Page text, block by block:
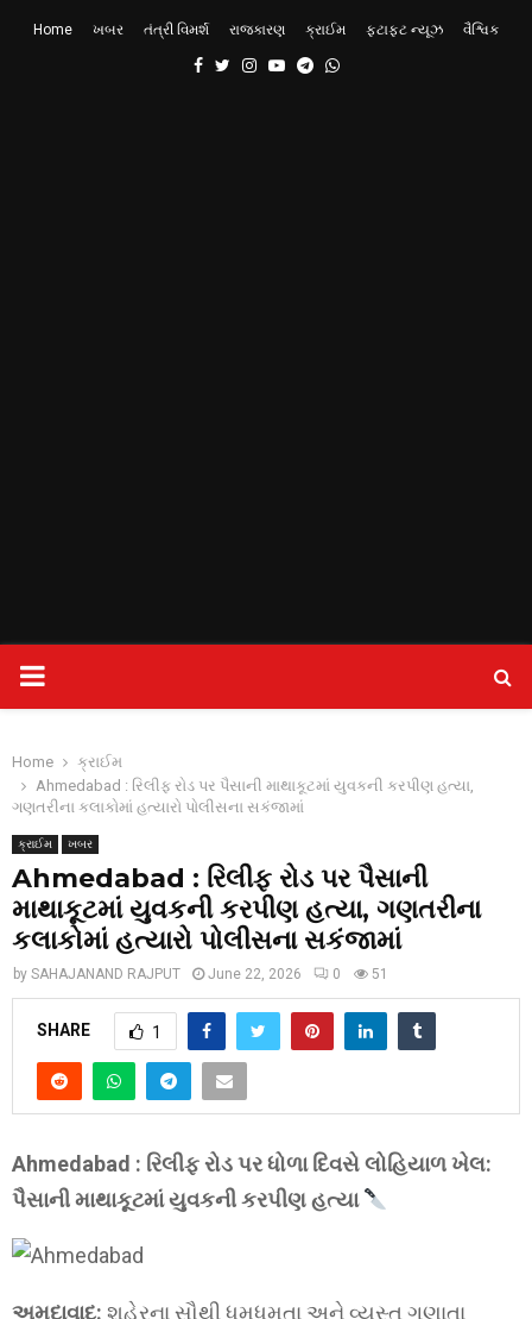
Home ખબર તંત્રી વિમર્શ રાજકારણ ક્રાઈમ ફટાફટ ન્યૂઝ વૈશ્વિક
Facebook
TwitterInstagram
YoutubeTelegram
Whatsapp
PRIMARY
Home
ક્રાઈમ
Ahmedabad : રિલીફ રોડ પર પૈસાની માથાકૂટમાં યુવકની કરપીણ હત્યા,
ગણતરીના કલાકોમાં હત્યારો પોલીસના સકંજામાં
ક્રાઈમ ખબર
Ahmedabad : રિલીફ રોડ પર પૈસાની
માથાકૂટમાં યુવકની કરપીણ હત્યા, ગણતરીના
કલાકોમાં હત્યારો પોલીસના સકંજામાં
by SAHAJANAND RAJPUT June 22, 2026 0 51
SHARE 1
Ahmedabad : રિલીફ રોડ પર ધોળા દિવસે લોહિયાળ ખેલ:
પૈસાની માથાકૂટમાં યુવકની કરપીણ હત્યા
અમદાવાદ: શહેરના સૌથી ધમધમતા અને વ્યસ્ત ગણાતા